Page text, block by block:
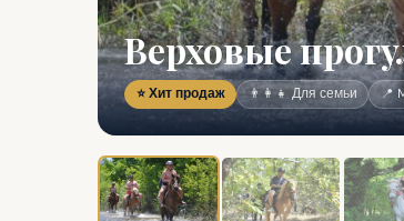
Верховые
⭐ Хит продаж 👨‍👩‍👧 Для семьи 📍